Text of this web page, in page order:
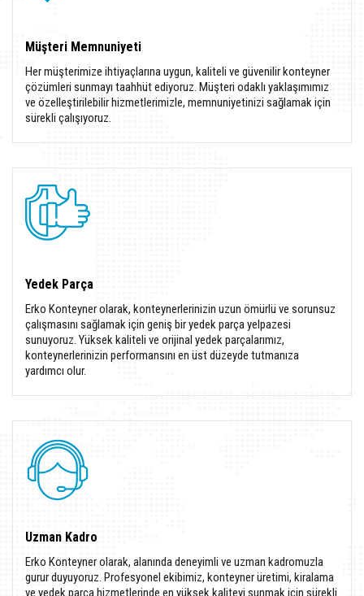
Müşteri Memnuniyeti
Her müşterimize ihtiyaçlarına uygun, kaliteli ve güvenilir konteyner
çözümleri sunmayı taahhüt ediyoruz. Müşteri odaklı yaklaşımımız
ve özelleştirilebilir hizmetlerimizle, memnuniyetinizi sağlamak için
sürekli çalışıyoruz.
Yedek Parça
Erko Konteyner olarak, konteynerlerinizin uzun ömürlü ve sorunsuz
çalışmasını sağlamak için geniş bir yedek parça yelpazesi
sunuyoruz. Yüksek kaliteli ve orijinal yedek parçalarımız,
konteynerlerinizin performansını en üst düzeyde tutmanıza
yardımcı olur.
Uzman Kadro
Erko Konteyner olarak, alanında deneyimli ve uzman kadromuzla
gurur duyuyoruz. Profesyonel ekibimiz, konteyner üretimi, kiralama
ve yedek parça hizmetlerinde en yüksek kaliteyi sunmak için sürekli